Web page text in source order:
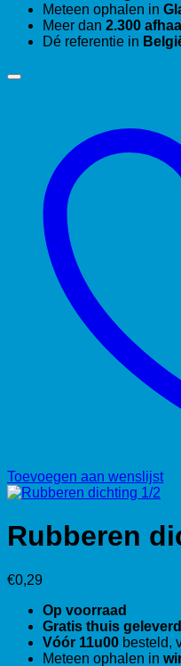
Meteen ophalen in
Meer dan 2.300
Dé referentie in
Toevoegen aan wenslijst
Rubberen
€0,29
Op voorraad
Gratis thuis geleverd
Vóór 11u00 besteld,
Meteen ophalen in